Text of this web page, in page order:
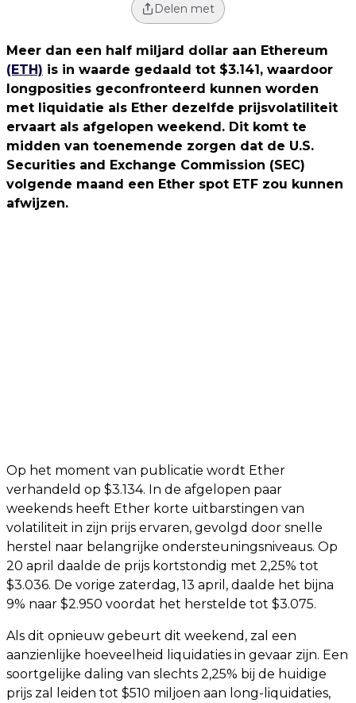
Delen met
Meer dan een half miljard dollar aan Ethereum
(ETH) is in waarde gedaald tot $3.141, waardoor
longposities geconfronteerd kunnen worden
met liquidatie als Ether dezelfde prijsvolatiliteit
ervaart als afgelopen weekend. Dit komt te
midden van toenemende zorgen dat de U.S.
Securities and Exchange Commission (SEC)
volgende maand een Ether spot ETF zou kunnen
afwijzen.
Op het moment van publicatie wordt Ether
verhandeld op $3.134. In de afgelopen paar
weekends heeft Ether korte uitbarstingen van
volatiliteit in zijn prijs ervaren, gevolgd door snelle
herstel naar belangrijke ondersteuningsniveaus. Op
20 april daalde de prijs kortstondig met 2,25% tot
$3.036. De vorige zaterdag, 13 april, daalde het bijna
9% naar $2.950 voordat het herstelde tot $3.075.
Als dit opnieuw gebeurt dit weekend, zal een
aanzienlijke hoeveelheid liquidaties in gevaar zijn. Een
soortgelijke daling van slechts 2,25% bij de huidige
prijs zal leiden tot $510 miljoen aan long-liquidaties,